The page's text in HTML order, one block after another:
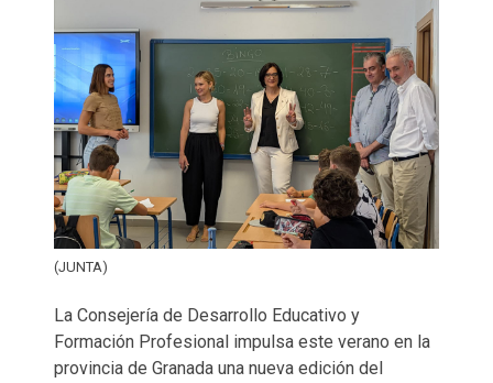
(JUNTA)
La Consejería de Desarrollo Educativo y
Formación Profesional impulsa este verano en la
provincia de Granada una nueva edición del